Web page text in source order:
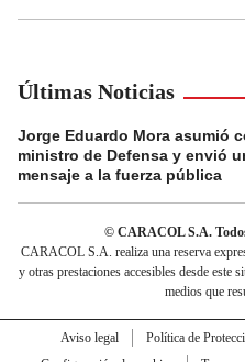
Últimas Noticias
Jorge Eduardo Mora asumió
ministro de Defensa y envió
mensaje a la fuerza pública
© CARACOL S.A.
CARACOL S.A. realiza una reserva
y otras prestaciones accesibles desde este
medios que
Aviso legal Política de